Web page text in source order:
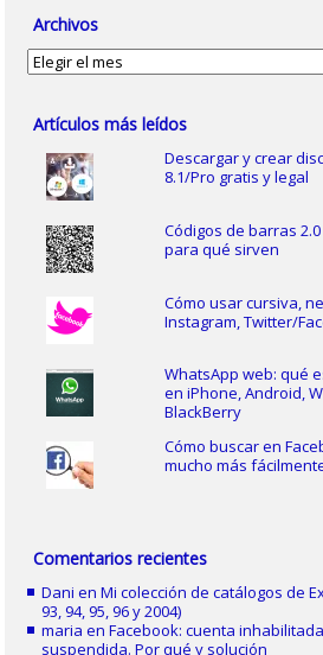
Archivos
Archivos
Artículos más leídos
Descargar y crear
8.1/Pro gratis y legal
Códigos de barras
para qué sirven
Cómo usar cursiva,
Instagram, Twitter/
WhatsApp web: qué
en iPhone, Android,
BlackBerry
Cómo buscar en
mucho más
Comentarios recientes
Dani enMi colección de catálogos de
93, 94, 95, 96 y 2004)
maria enFacebook: cuenta
suspendida. Por qué y solución